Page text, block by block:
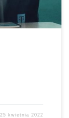
25 kwietnia 2022